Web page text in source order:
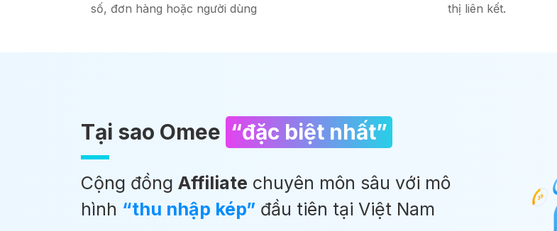
số, đơn hàng hoặc người dùng
thị liên kết.
Tại sao Omee “đặc biệt nhất”
Cộng đồng Affiliate chuyên môn sâu với mô
hình “thu nhập kép” đầu tiên tại Việt Nam